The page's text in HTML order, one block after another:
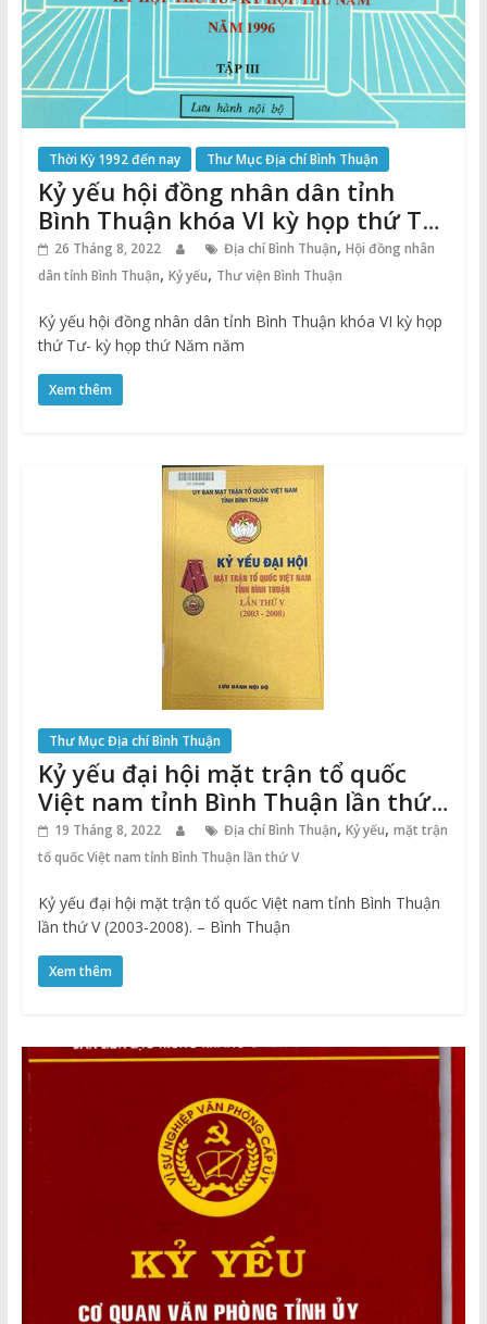
Thời Kỳ 1992 đến nay Thư Mục Địa chí Bình Thuận
Kỷ yếu hội đồng nhân dân tỉnh
Bình Thuận khóa VI kỳ họp thứ Tư-
kỳ họp thứ Năm năm 1996
26 Tháng 8, 2022 Địa chí Bình Thuận, Hội đồng nhân
dân tỉnh Bình Thuận, Kỷ yếu, Thư viện Bình Thuận
Kỷ yếu hội đồng nhân dân tỉnh Bình Thuận khóa VI kỳ họp
thứ Tư- kỳ họp thứ Năm năm
Xem thêm
Thư Mục Địa chí Bình Thuận
Kỷ yếu đại hội mặt trận tổ quốc
Việt nam tỉnh Bình Thuận lần thứ
V (2003-2008)
19 Tháng 8, 2022 Địa chí Bình Thuận, Kỷ yếu, mặt trận
tổ quốc Việt nam tỉnh Bình Thuận lần thứ V
Kỷ yếu đại hội mặt trận tổ quốc Việt nam tỉnh Bình Thuận
lần thứ V (2003-2008). – Bình Thuận
Xem thêm